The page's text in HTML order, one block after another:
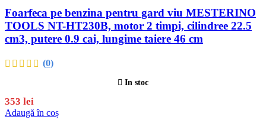
Foarfeca pe benzina pentru gard viu MESTERINO
TOOLS NT-HT230B, motor 2 timpi, cilindree 22.5
cm3, putere 0.9 cai, lungime taiere 46 cm
(0)
In stoc
353 lei
Adaugă în coș